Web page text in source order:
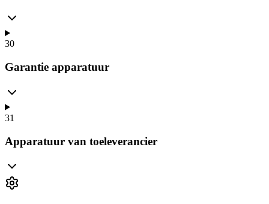
30
Garantie apparatuur
31
Apparatuur van toeleverancier